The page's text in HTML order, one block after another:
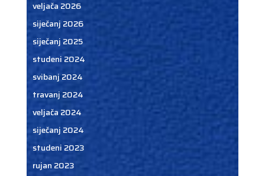
veljača 2026
siječanj 2026
siječanj 2025
studeni 2024
svibanj 2024
travanj 2024
veljača 2024
siječanj 2024
studeni 2023
rujan 2023